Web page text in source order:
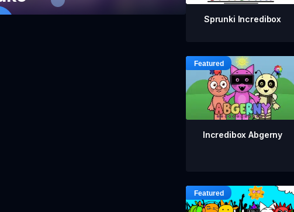
Sprunki Incredibox
Incredibox Abgerny